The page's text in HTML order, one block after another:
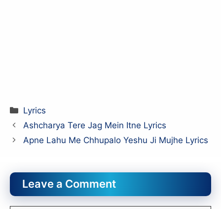
Categories
Lyrics
Ashcharya Tere Jag Mein Itne Lyrics
Apne Lahu Me Chhupalo Yeshu Ji Mujhe Lyrics
Leave a Comment